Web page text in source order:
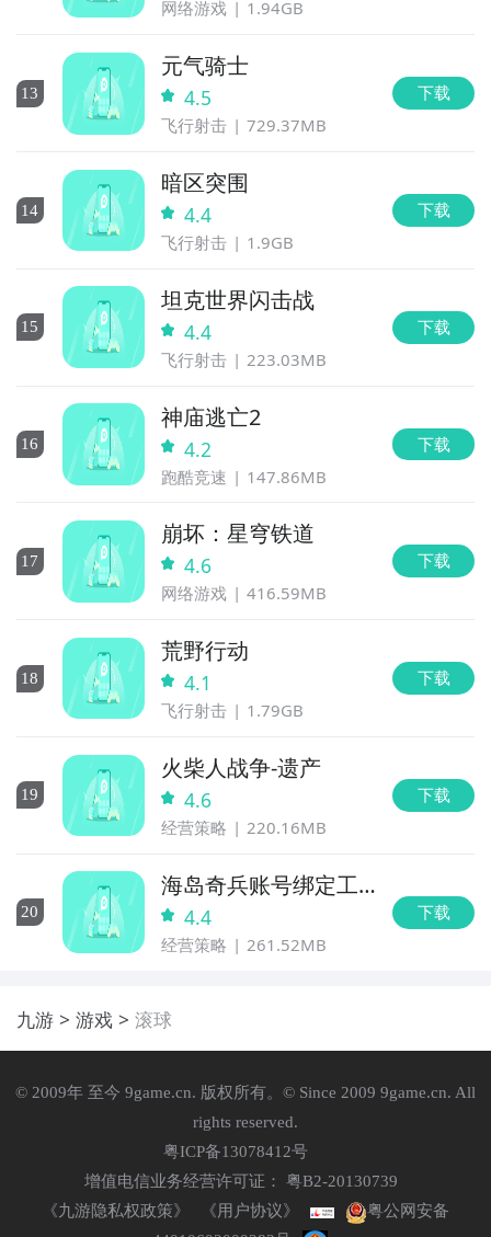
网络游戏 1.94GB
13
元气骑士
4.5
飞行射击 729.37MB
下载
14
暗区突围
4.4
飞行射击 1.9GB
下载
15
坦克世界闪击战
4.4
飞行射击 223.03MB
下载
16
神庙逃亡2
4.2
跑酷竞速 147.86MB
下载
17
崩坏：星穹铁道
4.6
网络游戏 416.59MB
下载
18
荒野行动
4.1
飞行射击 1.79GB
下载
19
火柴人战争-遗产
4.6
经营策略 220.16MB
下载
20
海岛奇兵账号绑定工
具 4.4
经营策略 261.52MB
下载
九游 游戏 滚球
© 2009年 至今 9game.cn. 版权所有。© Since 2009 9game.cn. All
rights reserved.
粤ICP备13078412号
增值电信业务经营许可证： 粤B2-20130739
《九游隐私权政策》
《用户协议》
粤公网安备